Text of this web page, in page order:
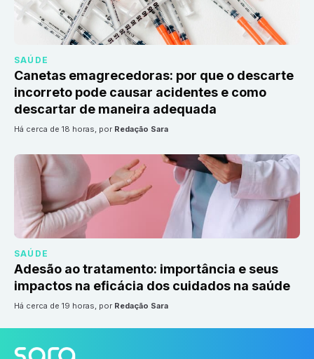
SAÚDE
Canetas emagrecedoras: por que o descarte
incorreto pode causar acidentes e como
descartar de maneira adequada
há cerca de 18 horas, por Redação Sara
SAÚDE
Adesão ao tratamento: importância e seus
impactos na eficácia dos cuidados na saúde
há cerca de 19 horas, por Redação Sara